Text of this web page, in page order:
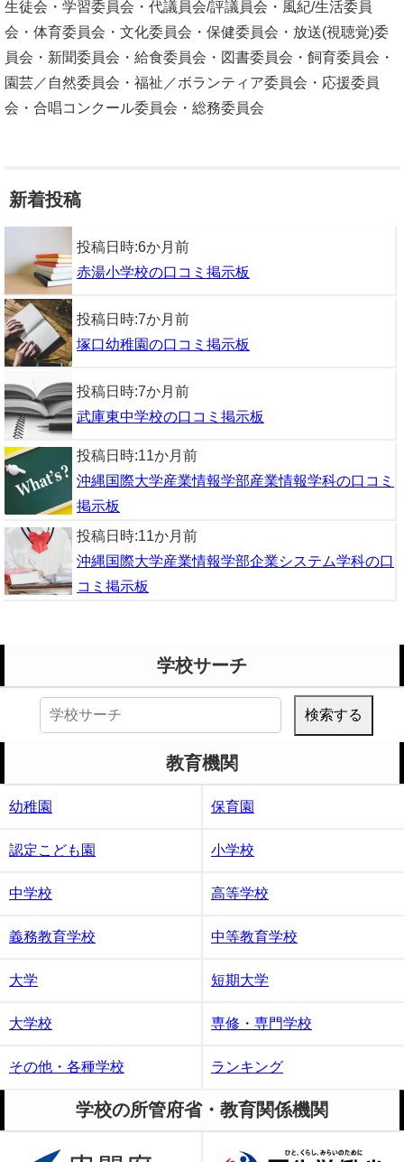
生徒会・学習委員会・代議員会/評議員会・風紀/生活委員
会・体育委員会・文化委員会・保健委員会・放送(視聴覚)委
員会・新聞委員会・給食委員会・図書委員会・飼育委員会・
園芸／自然委員会・福祉／ボランティア委員会・応援委員
会・合唱コンクール委員会・総務委員会
新着投稿
投稿日時:6か月前
赤湯小学校の口コミ掲示板
投稿日時:7か月前
塚口幼稚園の口コミ掲示板
投稿日時:7か月前
武庫東中学校の口コミ掲示板
投稿日時:11か月前
沖縄国際大学産業情報学部産業情報学科の口コミ
掲示板
投稿日時:11か月前
沖縄国際大学産業情報学部企業システム学科の口
コミ掲示板
学校サーチ
検
教育機関
幼稚園 保育園
認定こども園 小学校
中学校 高等学校
義務教育学校 中等教育学校
大学 短期大学
大学校 専修・専門学校
その他・各種学校 ランキング
学校の所管府省・教育関係機関